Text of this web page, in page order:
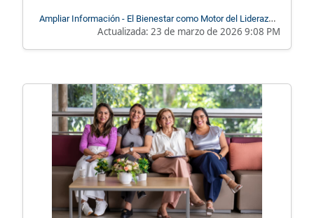
Ampliar Información - El Bienestar como Motor del Liderazgo:
Un Homenaje a las Egresadas de la UTP
Actualizada: 23 de marzo de 2026 9:08 PM